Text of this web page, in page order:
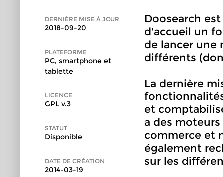
DERNIÈRE MISE À JOUR
2018-09-20
PLATEFORME
PC, smartphone et
tablette
LICENCE
GPL v.3
STATUT
Disponible
DATE DE CRÉATION
2014-03-19
Doosearch
d'accueil un
de lancer une
différents
La dernière
et
a des
commerce et
également
sur les